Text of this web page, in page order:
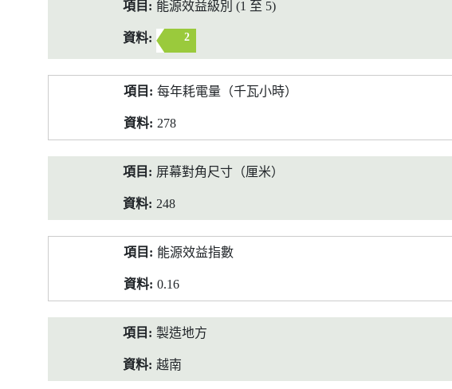
能源效益級別 (1 至 5)
2
每年耗電量（千瓦小時）
278
屏幕對角尺寸（厘米）
248
能源效益指數
0.16
製造地方
越南